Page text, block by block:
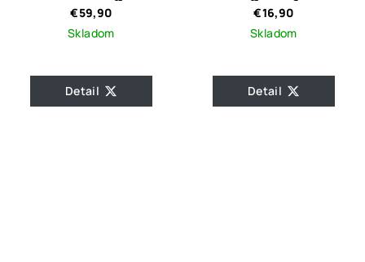
ocele AURORA
GOLD
€59,90
Skladom
Detail
Farebné koráliky
€16,90
Skladom
Detail